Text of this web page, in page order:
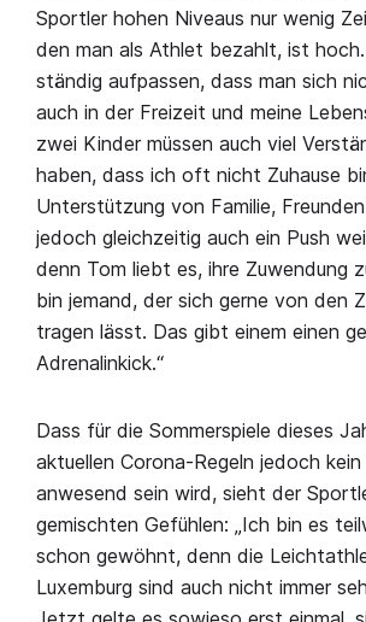
Sportler hohen Niveaus nur wenig
den man als Athlet bezahlt, ist
ständig aufpassen, dass man sich
auch in der Freizeit und meine
zwei Kinder müssen auch viel
haben, dass ich oft nicht Zuhause
Unterstützung von Familie,
jedoch gleichzeitig auch ein Push
denn Tom liebt es, ihre Zuwendung
bin jemand, der sich gerne von den
tragen lässt. Das gibt einem einen
Adrenalinkick.“
Dass für die Sommerspiele dieses
aktuellen Corona-Regeln jedoch kein
anwesend sein wird, sieht der
gemischten Gefühlen: „Ich bin es
schon gewöhnt, denn die
Luxemburg sind auch nicht immer